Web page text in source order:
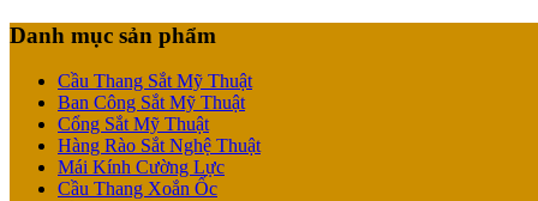
Danh mục sản phẩm
Cầu Thang Sắt Mỹ Thuật
Ban Công Sắt Mỹ Thuật
Cổng Sắt Mỹ Thuật
Hàng Rào Sắt Nghệ Thuật
Mái Kính Cường Lực
Cầu Thang Xoắn Ốc